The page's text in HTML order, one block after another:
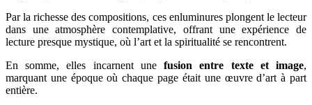
Par la richesse des compositions, ces enluminures plongent le lecteur
dans une atmosphère contemplative, offrant une expérience de
lecture presque mystique, où l’art et la spiritualité se rencontrent.
En somme, elles incarnent unefusion entre texte et image,
marquant une époque où chaque page était une œuvre d’art à part
entière.